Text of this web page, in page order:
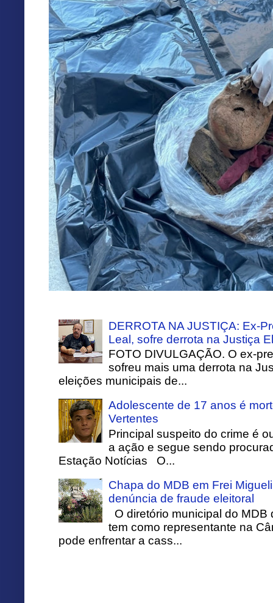
DERROTA NA JUSTIÇA: Ex-
Leal, sofre derrota na Justiça
FOTO DIVULGAÇÃO. O ex-
sofreu mais uma derrota na
eleições municipais de...
Adolescente de 17 anos é
Vertentes
Principal suspeito do crime é
a ação e segue sendo
Estação Notícias O...
Chapa do MDB em Frei
denúncia de fraude eleitoral
O diretório municipal do
tem como representante na
pode enfrentar a cass...